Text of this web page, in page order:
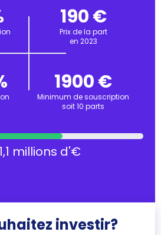
190 €
Prix de la part
en 2023
1900 €
Minimum de souscription
soit 10 parts
millions d'€
investir?